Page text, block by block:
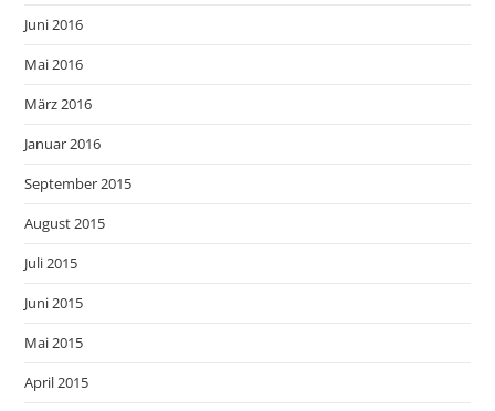
Juni 2016
Mai 2016
März 2016
Januar 2016
September 2015
August 2015
Juli 2015
Juni 2015
Mai 2015
April 2015